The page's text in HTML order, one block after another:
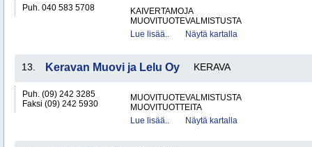
Puh. 040 583 5708
KAIVERTAMOJA
MUOVITUOTEVALMISTUSTA
Lue lisää..
Näytä kartalla
13. Keravan Muovi ja Lelu Oy KERAVA
Puh. (09) 242 3285
Faksi (09) 242 5930
MUOVITUOTEVALMISTUSTA
MUOVITUOTTEITA
Lue lisää..
Näytä kartalla